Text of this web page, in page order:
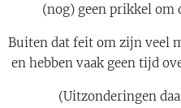
(nog) geen prikkel om
Buiten dat feit om zijn veel
en hebben vaak geen tijd
(Uitzonderingen